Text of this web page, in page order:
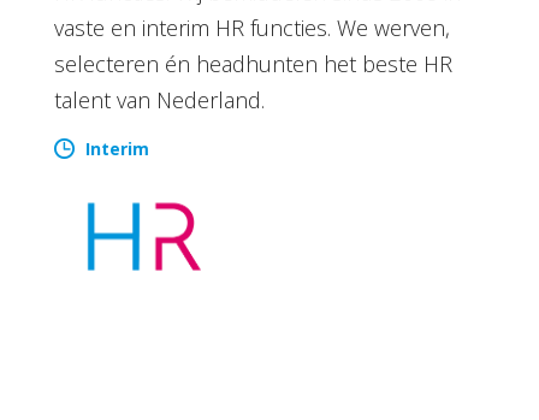
vaste en interim HR functies. We werven,
selecteren én headhunten het beste HR
talent van Nederland.
Interim